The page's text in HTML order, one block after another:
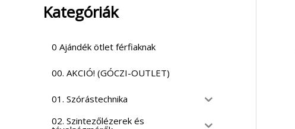
Kategóriák
0 Ajándék ötlet férfiaknak
00. AKCIÓ! (GÓCZI-OUTLET)
01. Szórástechnika
02. Szintezőlézerek és